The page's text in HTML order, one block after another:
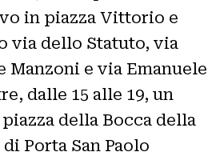
in piazza Vittorio e
via dello Statuto, via
Manzoni e via Emanuele
dalle 15 alle 19, un
della Bocca della
Porta San Paolo